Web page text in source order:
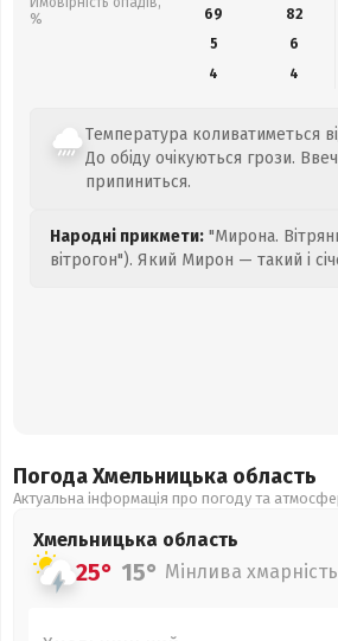
%
69
82
5
6
4
4
Температура коливатиметься
До обіду очікуються грози.
припиниться.
Народні прикмети: "Мирона.
вітрогон"). Який Мирон — такий і
Погода Хмельницька область
Актуальна інформація про погоду та
Хмельницька область
25° 15° Мінлива